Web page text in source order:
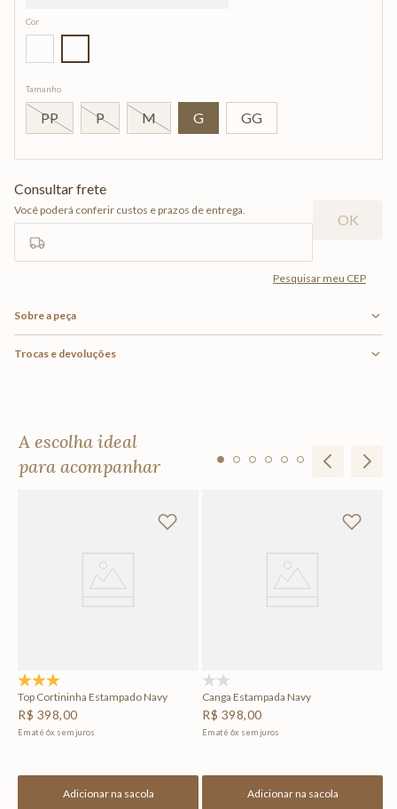
Cor
Tamanho
PP P M G GG
Sobre a peça
Trocas e devoluções
A escolha ideal
para acompanhar
Top Cortininha Estampado Navy
R$ 398,00
Em até 6x sem juros
Adicionar na sacola
Canga Estampada Navy
R$ 398,00
Em até 6x sem juros
Adicionar na sacola